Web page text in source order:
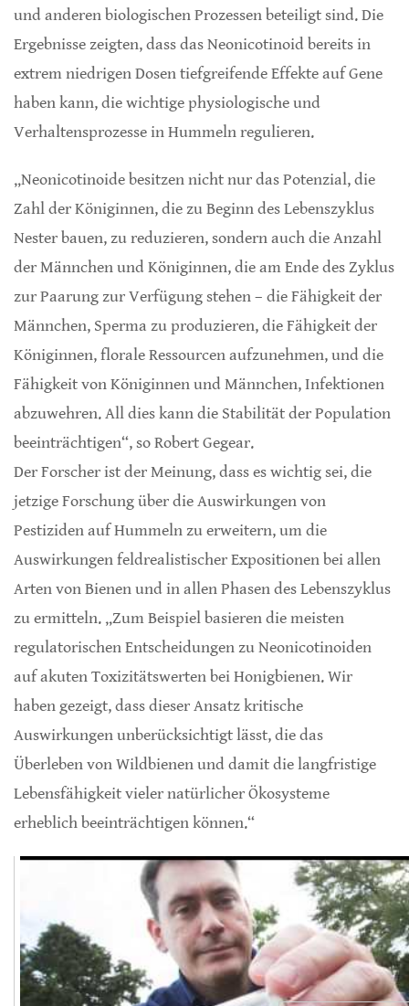
und anderen biologischen Prozessen beteiligt sind. Die
Ergebnisse zeigten, dass das Neonicotinoid bereits in
extrem niedrigen Dosen tiefgreifende Effekte auf Gene
haben kann, die wichtige physiologische und
Verhaltensprozesse in Hummeln regulieren.
„Neonicotinoide besitzen nicht nur das Potenzial, die
Zahl der Königinnen, die zu Beginn des Lebenszyklus
Nester bauen, zu reduzieren, sondern auch die Anzahl
der Männchen und Königinnen, die am Ende des Zyklus
zur Paarung zur Verfügung stehen – die Fähigkeit der
Männchen, Sperma zu produzieren, die Fähigkeit der
Königinnen, florale Ressourcen aufzunehmen, und die
Fähigkeit von Königinnen und Männchen, Infektionen
abzuwehren. All dies kann die Stabilität der Population
beeinträchtigen“, so Robert Gegear.
Der Forscher ist der Meinung, dass es wichtig sei, die
jetzige Forschung über die Auswirkungen von
Pestiziden auf Hummeln zu erweitern, um die
Auswirkungen feldrealistischer Expositionen bei allen
Arten von Bienen und in allen Phasen des Lebenszyklus
zu ermitteln. „Zum Beispiel basieren die meisten
regulatorischen Entscheidungen zu Neonicotinoiden
auf akuten Toxizitätswerten bei Honigbienen. Wir
haben gezeigt, dass dieser Ansatz kritische
Auswirkungen unberücksichtigt lässt, die das
Überleben von Wildbienen und damit die langfristige
Lebensfähigkeit vieler natürlicher Ökosysteme
erheblich beeinträchtigen können.“